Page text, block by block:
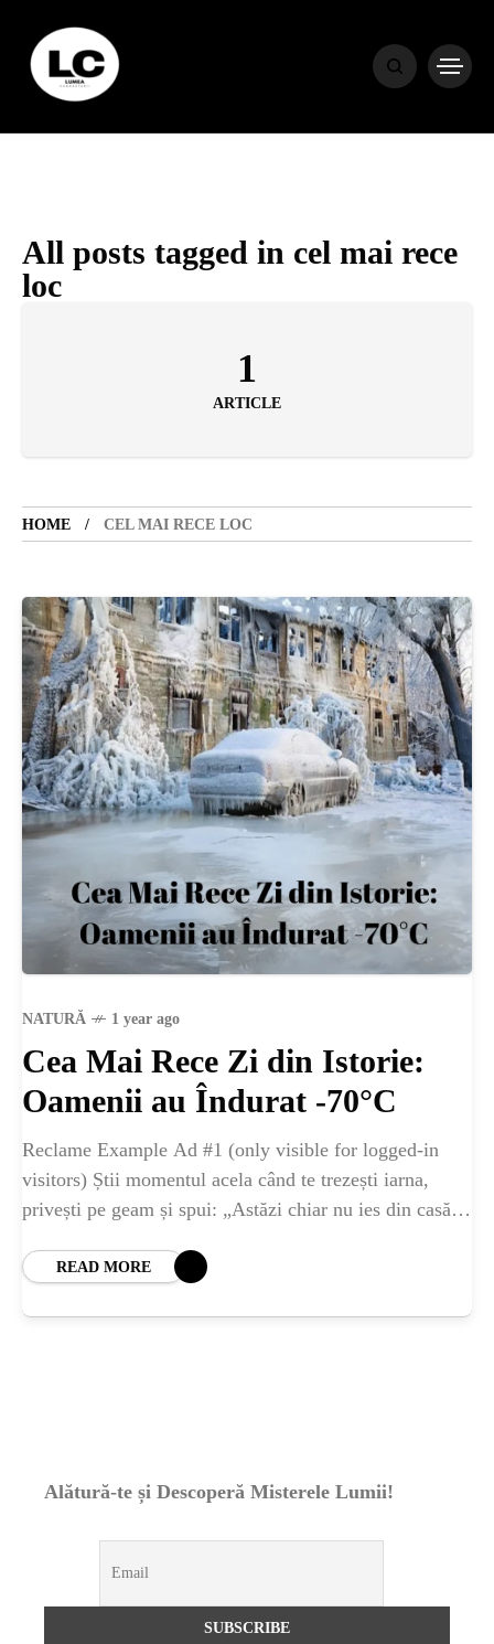
All posts tagged in cel mai rece
loc
1
ARTICLE
HOME CEL MAI RECE LOC
NATURĂ 1 year ago
Cea Mai Rece Zi din Istorie:
Oamenii au Îndurat -70°C
Reclame Example Ad #1 (only visible for logged-in
visitors) Știi momentul acela când te trezești iarna,
privești pe geam și spui: „Astăzi chiar nu ies din casă.
READ MORE
Alătură-te și Descoperă Misterele Lumii!
HOME
HOROSCOP
ENGLISH
CONTENT
SANATATE
SI
INGRIJIRE
ISTORIE
NATURĂ
STIRI
ȘTIINȚA
ANIMALE
OAMENI
INSTALEAZ
A
Barajul Trei Defileuri a Încetinit Rotația
Pământului: Mit sau Realitate?